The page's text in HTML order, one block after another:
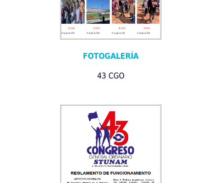
FOTOGALERÍA
43 CGO